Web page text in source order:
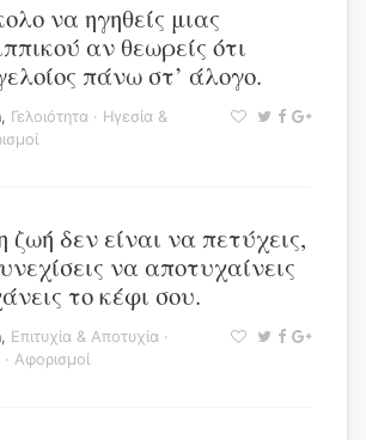
να ηγηθείς μιας
αν θεωρείς ότι
πάνω στ’ άλογο.
, Γελοιότητα · Ηγεσία &
ζωή δεν είναι να πετύχεις,
να αποτυχαίνεις
το κέφι σου.
, Επιτυχία & Αποτυχία ·
· Αφορισμοί